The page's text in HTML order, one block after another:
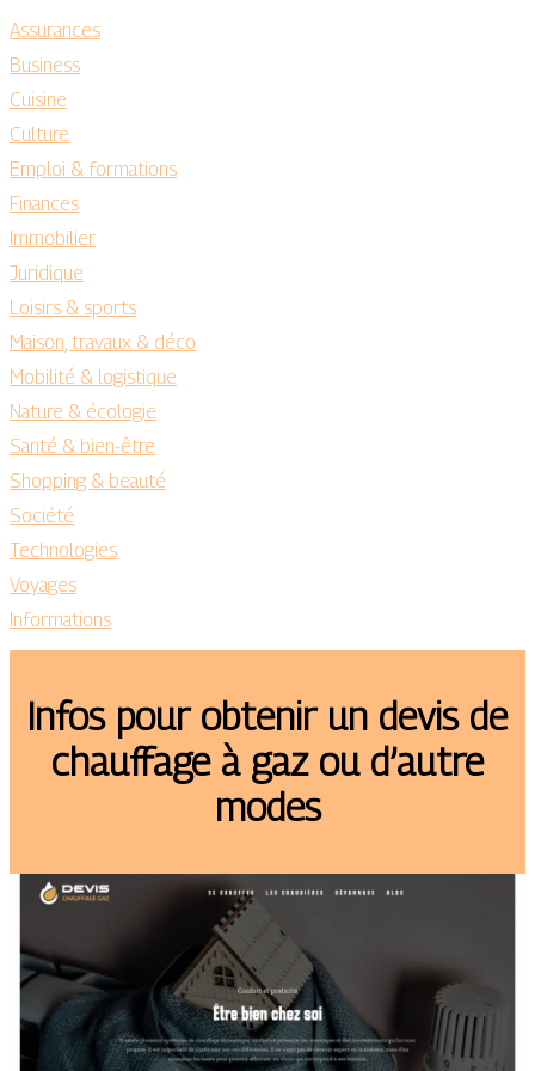
Assurances
Business
Cuisine
Culture
Emploi & formations
Finances
Immobilier
Juridique
Loisirs & sports
Maison, travaux & déco
Mobilité & logistique
Nature & écologie
Santé & bien-être
Shopping & beauté
Société
Technologies
Voyages
Informations
Infos pour obtenir un devis de
chauffage à gaz ou d’autre
modes